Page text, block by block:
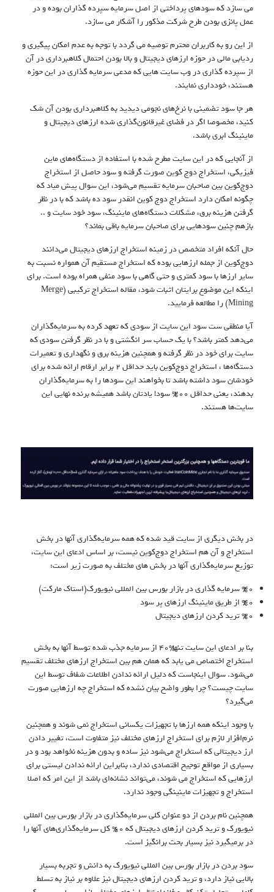
می سازد که سودهای پرداختی از اصل سرمایه سپرده گذاران بوده و در
عمل پانزی بودن طرح شرکت مذکور را آشکار می سازد.
از این رو به کاربران محترم توصیه می گردد با توجه به عدم امکان پیگیری و
ردیابی مالی در حوزه ارزهای دیجیتال و بالا بودن احتمال کلاهبرداری در آن
از سپرده گذاری در وب سایت هایی که مدعی سرمایه گذاری در این حوزه
هستند، خودداری نمایند.
هر جا سود تضمینی با نرخ‌های نجومی دیدید به کلاهبرداری بودن آن شک
کنید، مخصوصا اگر در فضای غیرقانون‌گذاری شده ارزهای دیجیتال و
ماینینگ ابری باشد.
از آنجایی که در این سایت مطرح شده با استفاده از دستگاه‌های ماین
فیزیکی، استخراج دوج‌ کوین صورت گرفته و سود حاصل از استخراج
دوج‌کوین بین صاحبان سرمایه تقسیم می‌شود، این سوال پیش میاد که
چگونه امکان دارد استخراج دوج کوین انقدر سود‌ ده باشد که با در نظر
گرفتن هزینه برق، مشکلات دستگاه‌های ماینینگ، سود خود سایت و ..
بازهم چنین سودهایی برای صاحبان سرمایه باقی بماند؟
حال آنکه افراد متخصص در زمینه استخراج ارزهای دیجیتال می‌دانند
دوج‌کوین از جمله ارزهایی بوده که استخراج مستقیم آن همواره نسبت به
سایر ارزها با سود کمتری و حتی گاهی با سود منفی همراه بوده است. برای
اینکه این موضوع برایتان اثبات شود، مقاله استخراج ترکیبی (Merge
Mining) را مطالعه فرمایید.
آیا منطقی ست سود این سایت از سودی که تعهد کرده به سرمایه‌گذاران
می‌دهد کمتر باشد؟ با یک حساب سر انگشتی و با در نظر گرفتن سودی که
سایت برای خود در نظر گرفته و همچنین هزینه برق و نگهداری و تعمیرات
دستگاه‌ها ، استخراج دوج‌کوین باید حداقل 2 برابر ارقام ارائه شده برای
خودشان سود داشته باشد تا بخواهند این سودها را به سرمایه‌گذاران
بدهند، یعنی حداقل 200% سود! یادتان باشد همیشه برنده نهایی این
سایت‌ها هستند.
در بخش دیگری از سایت قید شده که همه سرمایه‌گذاری آنها در بخش
استخراج و آن هم استخراج دوج‌کوین نیست، بر اساس ادعای این سایت،
توزیع سرمایه‌گذاری آنها در بخش های مختلف به صورت زیر است:
%۴۰ سرمایه گذاری در بازار بورس بین المللی نیویورک(استاک مارکت)
%۴۰ از طریق ماینینگ ارزهای پر سود
%۲۰ ترید کردن ارزهای دیجیتال
بنا بر ادعای این سایت تنها %۴۰ از سرمایه جذب شده توسط آنها به بخش
استخراج اختصاص می یابد که همان هم بین استخراج ارزهای مختلف تقسیم
می‌شود. سوال اینجاست که دلیل ارائه ندادن اطلاعات شفاف توسط این
سایت چیست؟ چرا بطور واضح بیان نشده که استخراج چه ارزهایی صورت
می‌گیرد؟
با وجود اینکه همه ارزها با تجهیزات یکسانی استخراج نمی شوند و همچنین
نرم‌افزار لازم برای استخراج ارزهای مختلف نیز متفاوت است، تغییر دادن
ارز دیجیتالی که استخراج می‌شود نیز ساده و بدون هزینه نخواهد بود و در
بسیاری از مواقع توجیح اقتصادی ندارد، بنابراین ارائه ندادن لیستی برای
ارزهایی که استخراج می شوند، می‌تواند نشانه‌ای باشد از این امر که اصلا
استخراج و تجهیزات ماینینگی وجود ندارد.
همچنین نام بردن از دو عنوان کلی سرمایه‌گذاری در بازار بورس بین المللی
نیویورک و ترید کردن ارزهای دیجیتال که 60% کل سرمایه‌گذاری‌های آنها را
در برمیگیرد نیز بسیار بحث برانگیز است.
سود بردن در بازار بورس بین المللی نیویورک به دانش و تجربه بسیار
بالایی نیاز دارد، و ترید کردن ارزهای دیجیتال نیز علاوه بر نیاز به تسلط